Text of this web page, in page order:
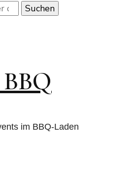
im BBQ-Laden